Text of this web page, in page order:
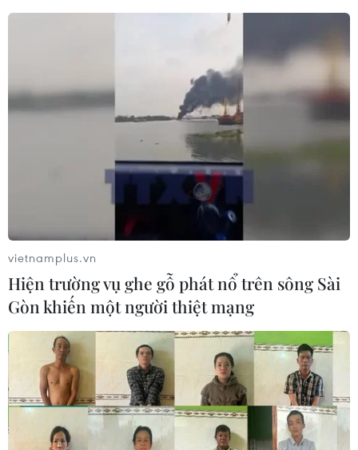
(TTXVN/Vietnam+)
#Đường Long sơn cái mép
#kênh Bến Đình
#giải phóng mặt bằng
Bà Rịa - Vũng Tàu
Tp. Hồ Chí Minh
vietnamplus.vn
Hiện trường vụ ghe gỗ phát nổ trên sông Sài
Gòn khiến một người thiệt mạng